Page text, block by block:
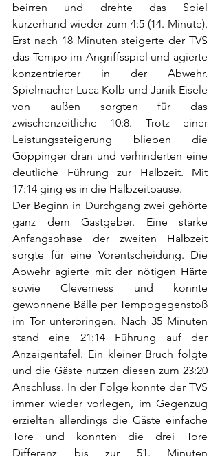
beirren und drehte das Spiel
kurzerhand wieder zum 4:5 (14. Minute).
Erst nach 18 Minuten steigerte der TVS
das Tempo im Angriffsspiel und agierte
konzentrierter in der Abwehr.
Spielmacher Luca Kolb und Janik Eisele
von außen sorgten für das
zwischenzeitliche 10:8. Trotz einer
Leistungssteigerung blieben die
Göppinger dran und verhinderten eine
deutliche Führung zur Halbzeit. Mit
17:14 ging es in die Halbzeitpause.
Der Beginn in Durchgang zwei gehörte
ganz dem Gastgeber. Eine starke
Anfangsphase der zweiten Halbzeit
sorgte für eine Vorentscheidung. Die
Abwehr agierte mit der nötigen Härte
sowie Cleverness und konnte
gewonnene Bälle per Tempogegenstoß
im Tor unterbringen. Nach 35 Minuten
stand eine 21:14 Führung auf der
Anzeigentafel. Ein kleiner Bruch folgte
und die Gäste nutzen diesen zum 23:20
Anschluss. In der Folge konnte der TVS
immer wieder vorlegen, im Gegenzug
erzielten allerdings die Gäste einfache
Tore und konnten die drei Tore
Differenz bis zur 51. Minuten